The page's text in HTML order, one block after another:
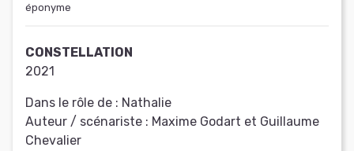
éponyme
CONSTELLATION
2021
Dans le rôle de : Nathalie
Auteur / scénariste : Maxime Godart et Guillaume
Chevalier